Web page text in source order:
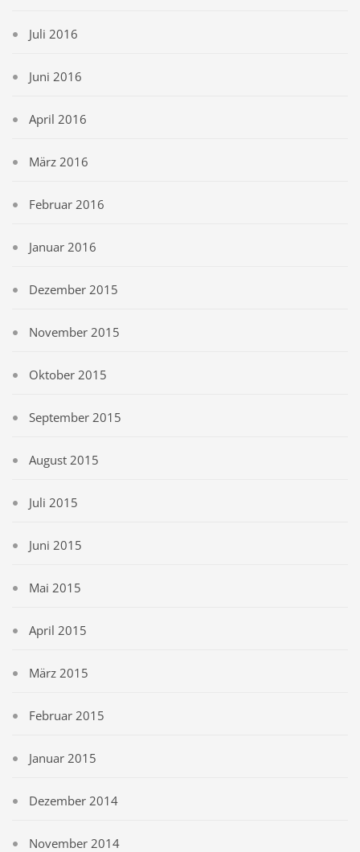
Juli 2016
Juni 2016
April 2016
März 2016
Februar 2016
Januar 2016
Dezember 2015
November 2015
Oktober 2015
September 2015
August 2015
Juli 2015
Juni 2015
Mai 2015
April 2015
März 2015
Februar 2015
Januar 2015
Dezember 2014
November 2014